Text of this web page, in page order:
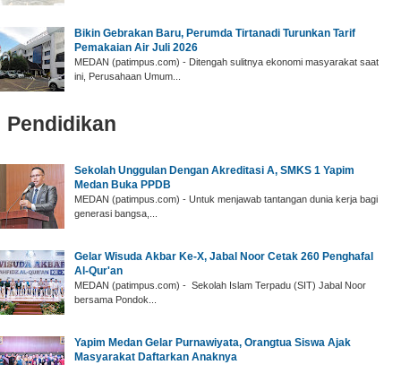
Bikin Gebrakan Baru, Perumda Tirtanadi Turunkan Tarif
Pemakaian Air Juli 2026
MEDAN (patimpus.com) - Ditengah sulitnya ekonomi masyarakat saat
ini, Perusahaan Umum...
Pendidikan
‎Sekolah Unggulan Dengan Akreditasi A, SMKS 1 Yapim
Medan Buka PPDB
‎MEDAN (patimpus.com) - Untuk menjawab tantangan dunia kerja bagi
generasi bangsa,...
‎Gelar Wisuda Akbar Ke-X, Jabal Noor Cetak 260 Penghafal
Al-Qur'an ‎
‎MEDAN (patimpus.com) - Sekolah Islam Terpadu (SIT) Jabal Noor
bersama Pondok...
Yapim Medan Gelar ‎Purnawiyata, Orangtua Siswa Ajak
Masyarakat Daftarkan Anaknya